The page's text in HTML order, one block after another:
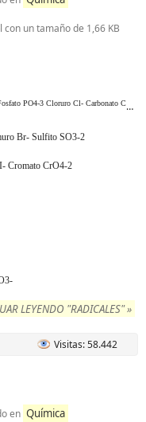
con un tamaño de 1,66 KB
PO4-3 Cloruro Cl- Carbonato CO3-
Br- Sulfito SO3-2
Cromato CrO4-2
LEYENDO "RADICALES" »
Visitas: 58.442
en Química